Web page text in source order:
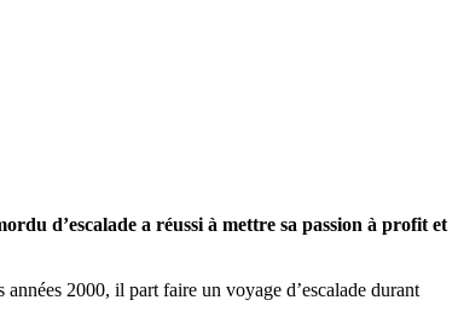
d’escalade a réussi à mettre sa passion à profit et
2000, il part faire un voyage d’escalade durant